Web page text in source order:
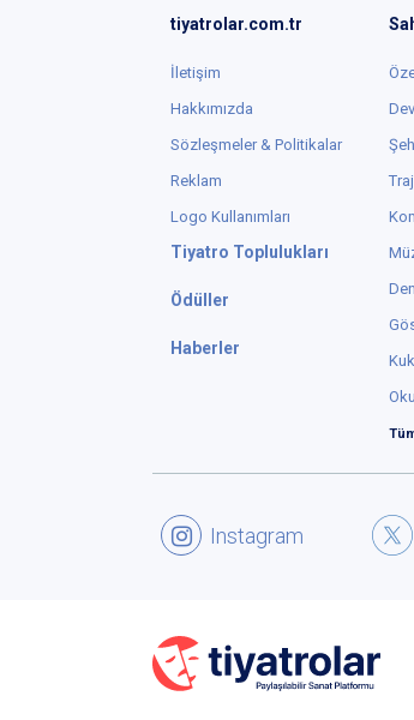
tiyatrolar.com.tr
İletişim
Hakkımızda
Sözleşmeler & Politikalar
Reklam
Logo Kullanımları
Tiyatro Toplulukları
Ödüller
Haberler
Instagram